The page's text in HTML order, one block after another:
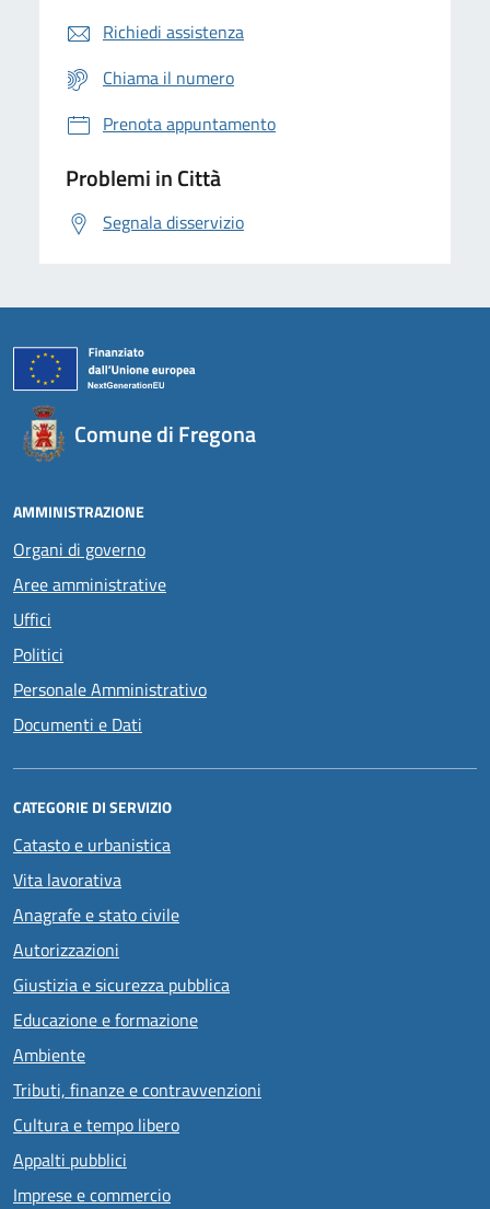
Richiedi assistenza
Chiama il numero
Prenota appuntamento
Problemi in Città
Segnala disservizio
Comune di Fregona
AMMINISTRAZIONE
Organi di governo
Aree amministrative
Uffici
Politici
Personale Amministrativo
Documenti e Dati
CATEGORIE DI SERVIZIO
Catasto e urbanistica
Vita lavorativa
Anagrafe e stato civile
Autorizzazioni
Giustizia e sicurezza pubblica
Educazione e formazione
Ambiente
Tributi, finanze e contravvenzioni
Cultura e tempo libero
Appalti pubblici
Imprese e commercio